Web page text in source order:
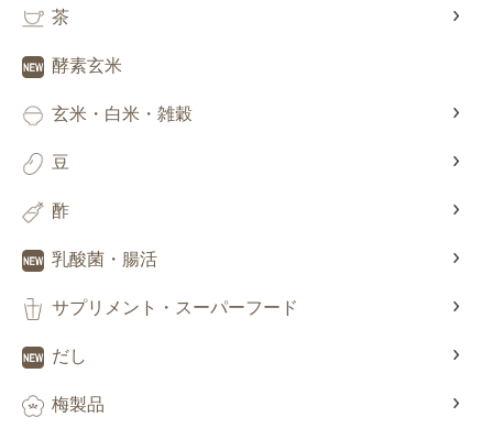
茶
酵素玄米
玄米・白米・雑穀
豆
酢
乳酸菌・腸活
サプリメント・スーパーフード
だし
梅製品